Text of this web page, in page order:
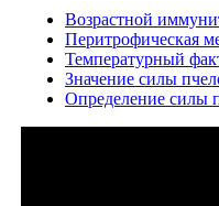
Возрастной
Перитрофическая
Температурный
Значение силы
Определение силы